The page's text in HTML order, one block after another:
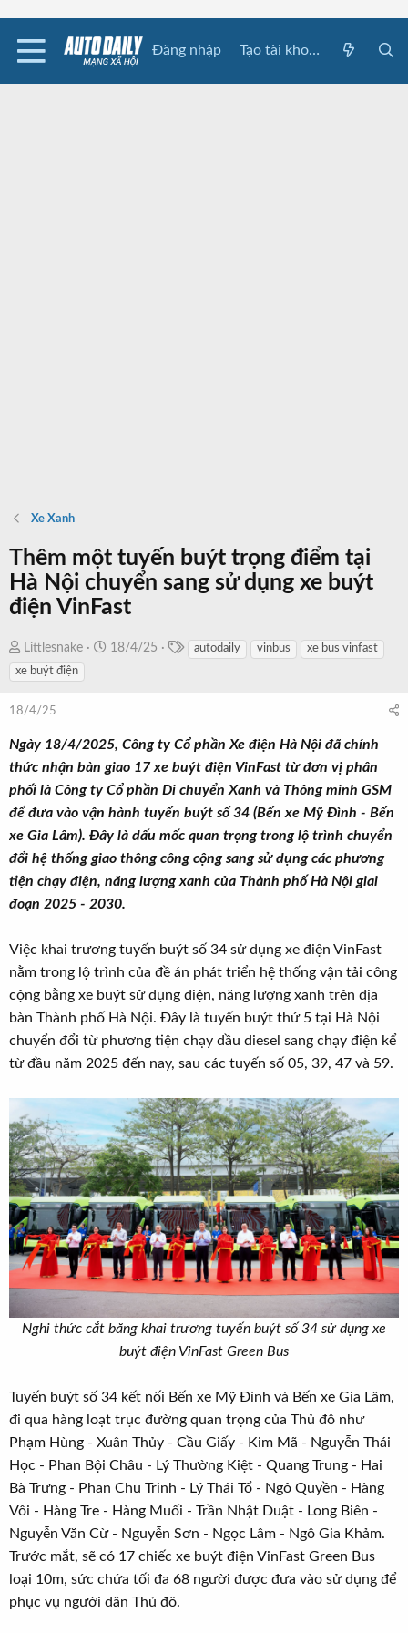
Đăng nhập Tạo tài khoản
Xe Xanh
Thêm một tuyến buýt trọng điểm tại
Hà Nội chuyển sang sử dụng xe buýt
điện VinFast
T
h
e
d
s
t
a
r
Littlesnake
N
ắ
t
đ
ầ
18/4/25 autodaily vinbus
xe bus vinfast
xe buýt điện
18/4/25
Ngày 18/4/2025, Công ty Cổ phần Xe điện Hà Nội đã chính
thức nhận bàn giao 17 xe buýt điện VinFast từ đơn vị phân
phối là Công ty Cổ phần Di chuyển Xanh và Thông minh GSM
để đưa vào vận hành tuyến buýt số 34 (Bến xe Mỹ Đình - Bến
xe Gia Lâm). Đây là dấu mốc quan trọng trong lộ trình chuyển
đổi hệ thống giao thông công cộng sang sử dụng các phương
tiện chạy điện, năng lượng xanh của Thành phố Hà Nội giai
đoạn 2025 - 2030.
Việc khai trương tuyến buýt số 34 sử dụng xe điện VinFast
nằm trong lộ trình của đề án phát triển hệ thống vận tải công
cộng bằng xe buýt sử dụng điện, năng lượng xanh trên địa
bàn Thành phố Hà Nội. Đây là tuyến buýt thứ 5 tại Hà Nội
chuyển đổi từ phương tiện chạy dầu diesel sang chạy điện kể
từ đầu năm 2025 đến nay, sau các tuyến số 05, 39, 47 và 59.
Nghi thức cắt băng khai trương tuyến buýt số 34 sử dụng xe
buýt điện VinFast Green Bus
Tuyến buýt số 34 kết nối Bến xe Mỹ Đình và Bến xe Gia Lâm,
đi qua hàng loạt trục đường quan trọng của Thủ đô như
Phạm Hùng - Xuân Thủy - Cầu Giấy - Kim Mã - Nguyễn Thái
Học - Phan Bội Châu - Lý Thường Kiệt - Quang Trung - Hai
Bà Trưng - Phan Chu Trinh - Lý Thái Tổ - Ngô Quyền - Hàng
Vôi - Hàng Tre - Hàng Muối - Trần Nhật Duật - Long Biên -
Nguyễn Văn Cừ - Nguyễn Sơn - Ngọc Lâm - Ngô Gia Khảm.
Trước mắt, sẽ có 17 chiếc xe buýt điện VinFast Green Bus
loại 10m, sức chứa tối đa 68 người được đưa vào sử dụng để
phục vụ người dân Thủ đô.